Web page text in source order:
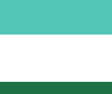
生人数较多，而且多为
业选科要求来看，物
达95%以上，不能选